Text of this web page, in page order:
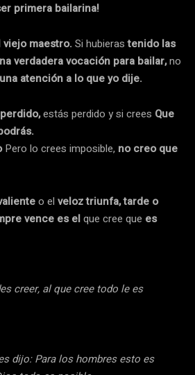
primera bailarina!
maestro. Si hubierastenido las
verdadera vocación para bailar,no
atención a lo que yo dije.
estás perdido y si crees Que
Pero lo crees imposible, no creo que
o el veloz triunfa, tarde o
vence es elque cree que es
creer, al que cree todo le es
dijo: Para los hombres esto es